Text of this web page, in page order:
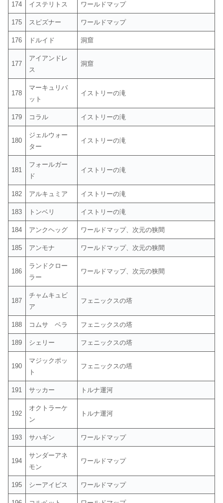
174 イステリトス ワールドマップ
175 スピズナー ワールドマップ
176 ドルイド 洞窟
177
アイアンドレ
ス
洞窟
178
マーキュリバ
ット
イストリーの滝
179 コラル イストリーの滝
180
ジェルウォー
ター
イストリーの滝
181
フォールガー
ド
イストリーの滝
182 アルキュミア イストリーの滝
183 トンベリ イストリーの滝
184 アンクヘッグ ワールドマップ、次元の狭間
185 アンモナ ワールドマップ、次元の狭間
186
ランドクロー
ラー
ワールドマップ、次元の狭間
187
チャムキュビ
ア
フェニックスの塔
188 コムサ ベラ フェニックスの塔
189 シェリー フェニックスの塔
190
マジックポッ
ト
フェニックスの塔
191 サッカー トルナ運河
192
オクトラーケ
ン
トルナ運河
193 サハギン ワールドマップ
194
サンダーアネ
モン
ワールドマップ
195 シーアイビス ワールドマップ